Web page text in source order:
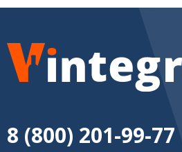
8 (800) 201-99-77